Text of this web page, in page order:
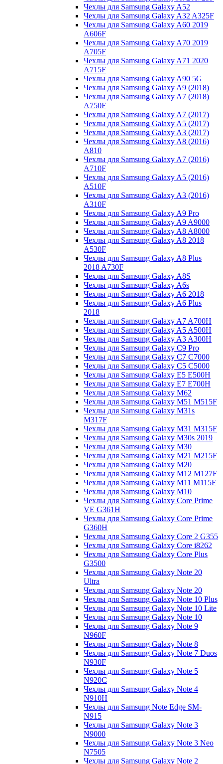
Чехлы для Samsung Galaxy A52
Чехлы для Samsung Galaxy A32 A325F
Чехлы для Samsung Galaxy A60 2019
A606F
Чехлы для Samsung Galaxy A70 2019
A705F
Чехлы для Samsung Galaxy A71 2020
A715F
Чехлы для Samsung Galaxy A90 5G
Чехлы для Samsung Galaxy A9 (2018)
Чехлы для Samsung Galaxy A7 (2018)
A750F
Чехлы для Samsung Galaxy A7 (2017)
Чехлы для Samsung Galaxy A5 (2017)
Чехлы для Samsung Galaxy A3 (2017)
Чехлы для Samsung Galaxy A8 (2016)
A810
Чехлы для Samsung Galaxy A7 (2016)
A710F
Чехлы для Samsung Galaxy A5 (2016)
A510F
Чехлы для Samsung Galaxy A3 (2016)
A310F
Чехлы для Samsung Galaxy A9 Pro
Чехлы для Samsung Galaxy A9 A9000
Чехлы для Samsung Galaxy A8 A8000
Чехлы для Samsung Galaxy A8 2018
A530F
Чехлы для Samsung Galaxy A8 Plus
2018 A730F
Чехлы для Samsung Galaxy A8S
Чехлы для Samsung Galaxy A6s
Чехлы для Samsung Galaxy A6 2018
Чехлы для Samsung Galaxy A6 Plus
2018
Чехлы для Samsung Galaxy A7 A700H
Чехлы для Samsung Galaxy A5 A500H
Чехлы для Samsung Galaxy A3 A300H
Чехлы для Samsung Galaxy C9 Pro
Чехлы для Samsung Galaxy C7 C7000
Чехлы для Samsung Galaxy C5 C5000
Чехлы для Samsung Galaxy E5 E500H
Чехлы для Samsung Galaxy E7 E700H
Чехлы для Samsung Galaxy M62
Чехлы для Samsung Galaxy M51 M515F
Чехлы для Samsung Galaxy M31s
M317F
Чехлы для Samsung Galaxy M31 M315F
Чехлы для Samsung Galaxy M30s 2019
Чехлы для Samsung Galaxy M30
Чехлы для Samsung Galaxy M21 M215F
Чехлы для Samsung Galaxy M20
Чехлы для Samsung Galaxy M12 M127F
Чехлы для Samsung Galaxy M11 M115F
Чехлы для Samsung Galaxy M10
Чехлы для Samsung Galaxy Core Prime
VE G361H
Чехлы для Samsung Galaxy Core Prime
G360H
Чехлы для Samsung Galaxy Core 2 G355
Чехлы для Samsung Galaxy Core i8262
Чехлы для Samsung Galaxy Core Plus
G3500
Чехлы для Samsung Galaxy Note 20
Ultra
Чехлы для Samsung Galaxy Note 20
Чехлы для Samsung Galaxy Note 10 Plus
Чехлы для Samsung Galaxy Note 10 Lite
Чехлы для Samsung Galaxy Note 10
Чехлы для Samsung Galaxy Note 9
N960F
Чехлы для Samsung Galaxy Note 8
Чехлы для Samsung Galaxy Note 7 Duos
N930F
Чехлы для Samsung Galaxy Note 5
N920C
Чехлы для Samsung Galaxy Note 4
N910H
Чехлы для Samsung Note Edge SM-
N915
Чехлы для Samsung Galaxy Note 3
N9000
Чехлы для Samsung Galaxy Note 3 Neo
N7505
Чехлы для Samsung Galaxy Note 2